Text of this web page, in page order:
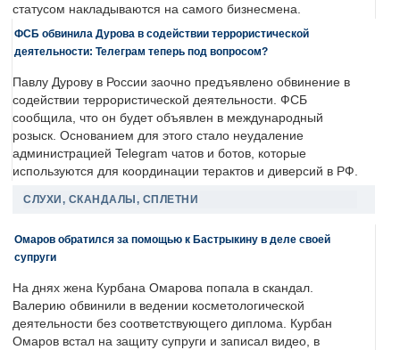
статусом накладываются на самого бизнесмена.
ФСБ обвинила Дурова в содействии террористической
деятельности: Телеграм теперь под вопросом?
Павлу Дурову в России заочно предъявлено обвинение в
содействии террористической деятельности. ФСБ
сообщила, что он будет объявлен в международный
розыск. Основанием для этого стало неудаление
администрацией Telegram чатов и ботов, которые
используются для координации терактов и диверсий в РФ.
СЛУХИ, СКАНДАЛЫ, СПЛЕТНИ
Омаров обратился за помощью к Бастрыкину в деле своей
супруги
На днях жена Курбана Омарова попала в скандал.
Валерию обвинили в ведении косметологической
деятельности без соответствующего диплома. Курбан
Омаров встал на защиту супруги и записал видео, в